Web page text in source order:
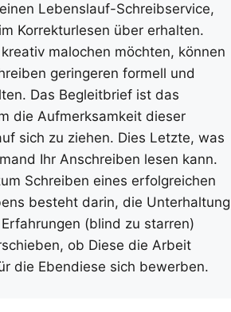
Lebenslauf-Schreibservice,
Korrekturlesen über erhalten.
malochen möchten, können
geringeren formell und
Das Begleitbrief ist das
die Aufmerksamkeit dieser
sich zu ziehen. Dies Letzte, was
Ihr Anschreiben lesen kann.
Schreiben eines erfolgreichen
besteht darin, die Unterhaltung
(blind zu starren)
ob Diese die Arbeit
die Ebendiese sich bewerben.